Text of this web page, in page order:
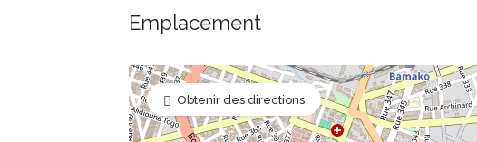
Emplacement
Obtenir des directions